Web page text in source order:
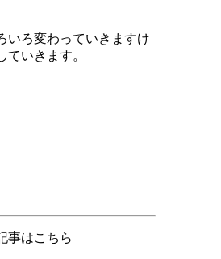
いろ変わっていきますけ
ていきます。
事はこちら